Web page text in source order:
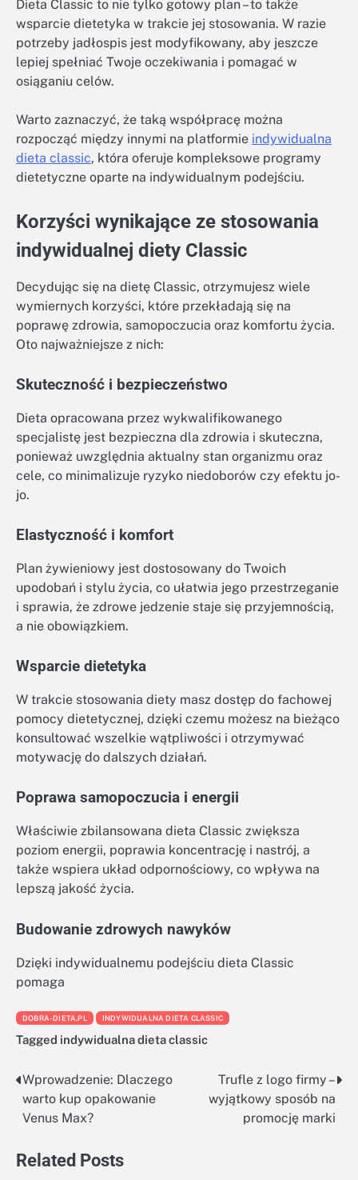
Dieta Classic to nie tylko gotowy plan – to także
wsparcie dietetyka w trakcie jej stosowania. W razie
potrzeby jadłospis jest modyfikowany, aby jeszcze
lepiej spełniać Twoje oczekiwania i pomagać w
osiąganiu celów.
Warto zaznaczyć, że taką współpracę można
rozpocząć między innymi na platformie indywidualna
dieta classic, która oferuje kompleksowe programy
dietetyczne oparte na indywidualnym podejściu.
Korzyści wynikające ze stosowania
indywidualnej diety Classic
Decydując się na dietę Classic, otrzymujesz wiele
wymiernych korzyści, które przekładają się na
poprawę zdrowia, samopoczucia oraz komfortu życia.
Oto najważniejsze z nich:
Skuteczność i bezpieczeństwo
Dieta opracowana przez wykwalifikowanego
specjalistę jest bezpieczna dla zdrowia i skuteczna,
ponieważ uwzględnia aktualny stan organizmu oraz
cele, co minimalizuje ryzyko niedoborów czy efektu jo-
jo.
Elastyczność i komfort
Plan żywieniowy jest dostosowany do Twoich
upodobań i stylu życia, co ułatwia jego przestrzeganie
i sprawia, że zdrowe jedzenie staje się przyjemnością,
a nie obowiązkiem.
Wsparcie dietetyka
W trakcie stosowania diety masz dostęp do fachowej
pomocy dietetycznej, dzięki czemu możesz na bieżąco
konsultować wszelkie wątpliwości i otrzymywać
motywację do dalszych działań.
Poprawa samopoczucia i energii
Właściwie zbilansowana dieta Classic zwiększa
poziom energii, poprawia koncentrację i nastrój, a
także wspiera układ odpornościowy, co wpływa na
lepszą jakość życia.
Budowanie zdrowych nawyków
Dzięki indywidualnemu podejściu dieta Classic
pomaga
DOBRA-DIETA.PL INDYWIDUALNA DIETA CLASSIC
Tagged indywidualna dieta classic
Nawigacja
wpisu
Wprowadzenie: Dlaczego
warto kup opakowanie
Venus Max?
Trufle z logo firmy –
wyjątkowy sposób na
promocję marki
Related Posts